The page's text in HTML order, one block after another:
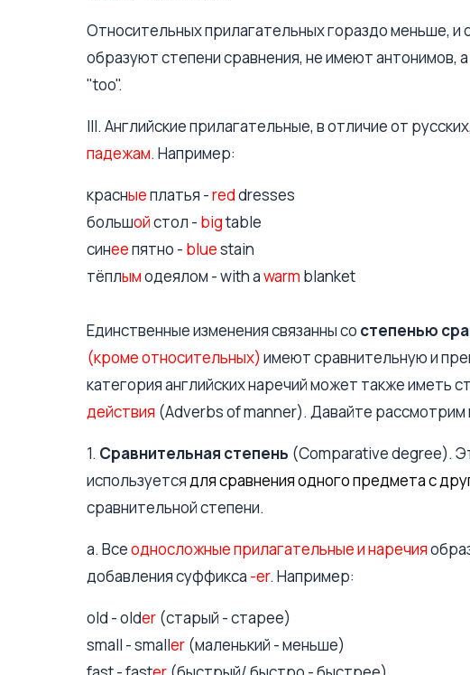
Относительных прилагательных гораздо меньше, и
образуют степени сравнения, не имеют антонимов,
"too".
III. Английские прилагательные, в отличие от русских,
падежам. Например:
красныеплатья -reddresses
большойстол - bigtable
синеепятно - bluestain
тёплымодеялом - with awarm blanket
Единственные изменения связанны со степенью
(кроме относительных) имеют сравнительную и
категория английских наречий может также иметь
действия (Adverbs of manner). Давайте
1. Сравнительная степень (Comparative degree).
используетсядля сравнения одного предмета с
сравнительной степени.
a. Всеодносложные прилагательные и наречия
добавления суффикса -er. Например:
old - older (старый - старее)
small - smaller (маленький - меньше)